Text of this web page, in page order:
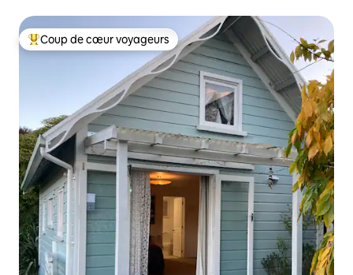
Coups de cœur voyageurs les plus appréciés
Coup de cœur voyageurs